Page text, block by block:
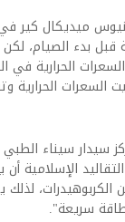
ميديكال كير
قبل بدء
الحرارية في
السعرات
سيدار سيناء
الإسلامية
حبة التمر على 15 جراما من
سريعة".